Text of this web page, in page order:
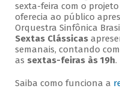
sexta-feira com o projeto
oferecia ao público
Orquestra Sinfônica
Sextas Clássicas
semanais, contando
as sextas-feiras às 19h.
Saiba como funciona a